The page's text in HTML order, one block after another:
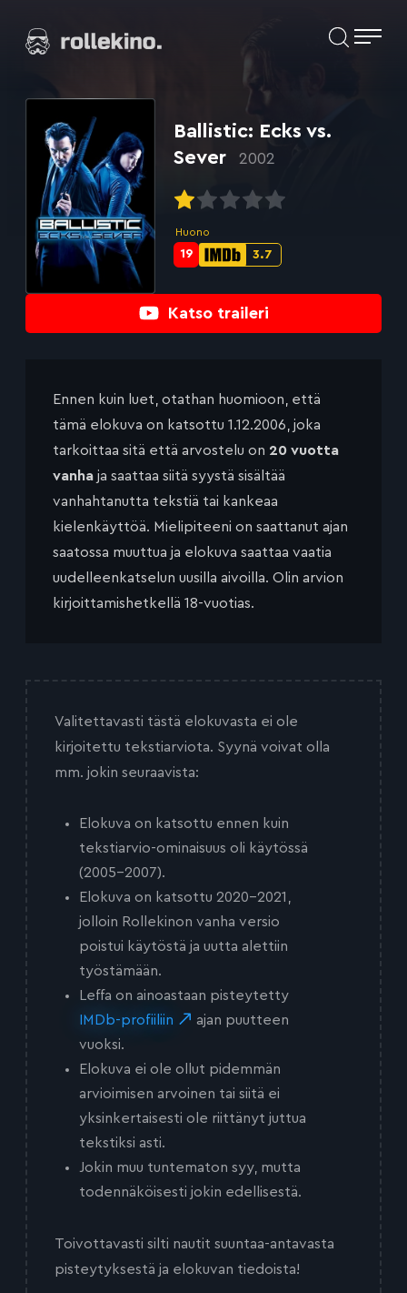
suoraan
Elokuvat ja elokuva-arviot | Rollekino.fi
Katso traileri
Ballistic: Ecks vs.
Sever
2002
Huono
IMDb-
3.7
Metascore-
19
Ennen kuin luet, otathan huomioon, että
tämä elokuva on katsottu 1.12.2006, joka
tarkoittaa sitä että arvostelu on 20 vuotta
vanha ja saattaa siitä syystä sisältää
vanhahtanutta tekstiä tai kankeaa
kielenkäyttöä. Mielipiteeni on saattanut ajan
saatossa muuttua ja elokuva saattaa vaatia
uudelleenkatselun uusilla aivoilla. Olin arvion
kirjoittamishetkellä 18-vuotias.
Valitettavasti tästä elokuvasta ei ole
kirjoitettu tekstiarviota. Syynä voivat olla
mm. jokin seuraavista:
Elokuva on katsottu ennen kuin
tekstiarvio-ominaisuus oli käytössä
(2005-2007).
Elokuva on katsottu 2020-2021,
jolloin Rollekinon vanha versio
poistui käytöstä ja uutta alettiin
työstämään.
Leffa on ainoastaan pisteytetty
IMDb-profiiliin
ajan puutteen
vuoksi.
Elokuva ei ole ollut pidemmän
arvioimisen arvoinen tai siitä ei
yksinkertaisesti ole riittänyt juttua
tekstiksi asti.
Jokin muu tuntematon syy, mutta
todennäköisesti jokin edellisestä.
Toivottavasti silti nautit suuntaa-antavasta
pisteytyksestä ja elokuvan tiedoista!